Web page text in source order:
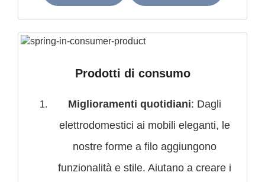
Prodotti di consumo
Miglioramenti quotidiani: Dagli
elettrodomestici ai mobili eleganti, le
nostre forme a filo aggiungono
funzionalità e stile. Aiutano a creare i